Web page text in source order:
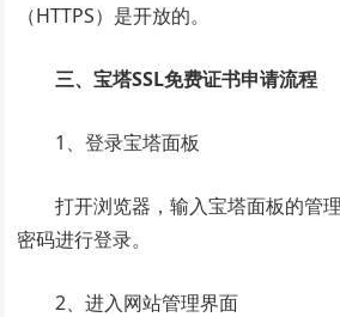
（HTTPS）是开放的。
三、宝塔SSL免费证书申请流程
1、登录宝塔面板
打开浏览器，输入宝塔面板的管
密码进行登录。
2、进入网站管理界面